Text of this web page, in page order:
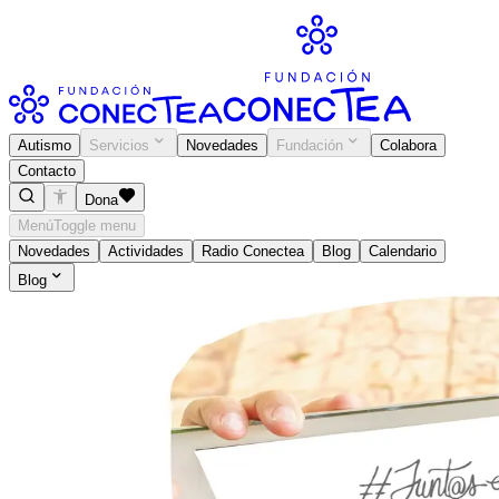
Autismo Servicios Novedades Fundación
Colabora
Contacto
Dona
MenúToggle menu
Novedades
Actividades Radio Conectea Blog
Calendario
Blog